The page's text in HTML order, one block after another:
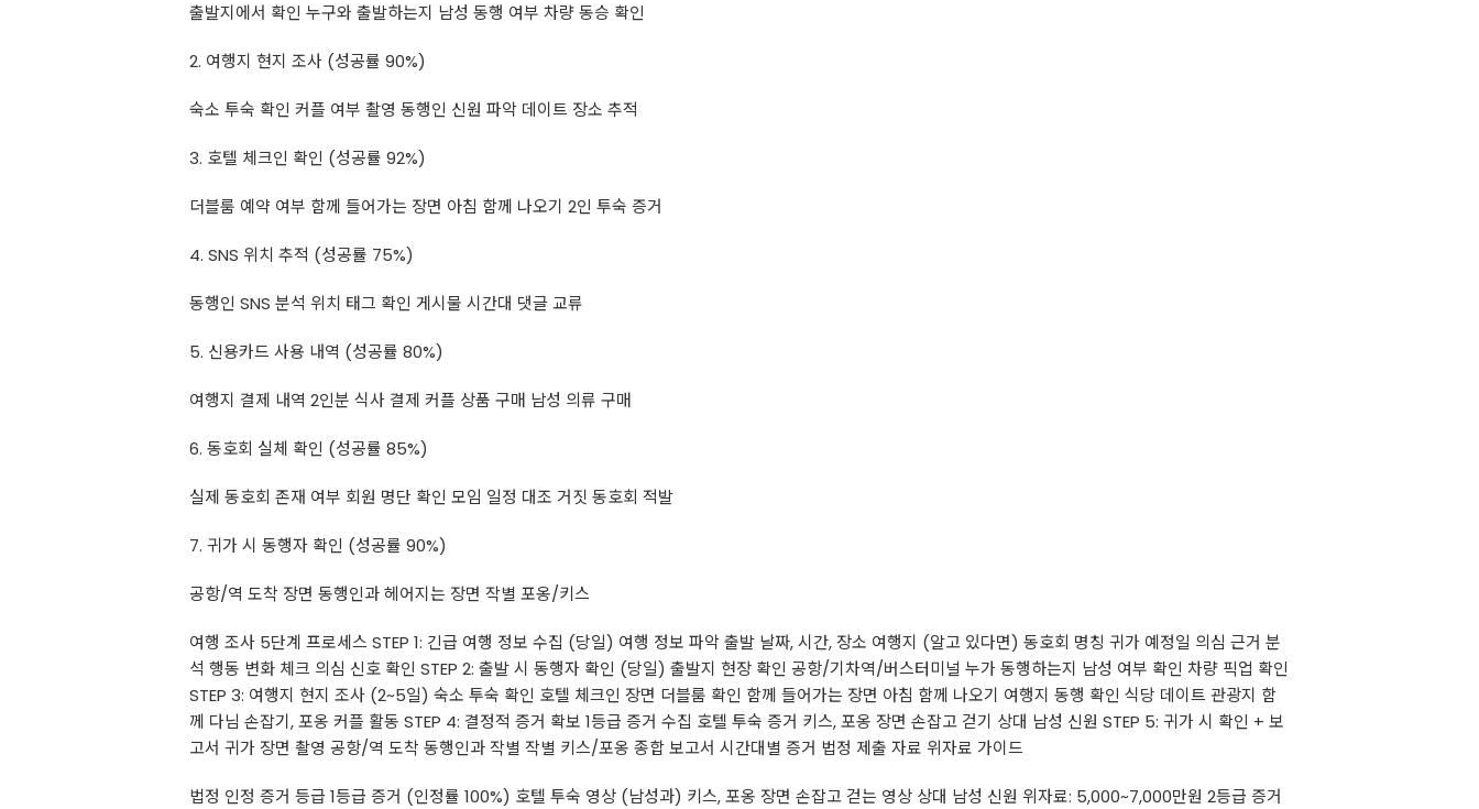
출발지에서 확인 누구와 출발하는지 남성 동행 여부 차량 동승 확인
2. 여행지 현지 조사 (성공률 90%)
숙소 투숙 확인 커플 여부 촬영 동행인 신원 파악 데이트 장소 추적
3. 호텔 체크인 확인 (성공률 92%)
더블룸 예약 여부 함께 들어가는 장면 아침 함께 나오기 2인 투숙 증거
4. SNS 위치 추적 (성공률 75%)
동행인 SNS 분석 위치 태그 확인 게시물 시간대 댓글 교류
5. 신용카드 사용 내역 (성공률 80%)
여행지 결제 내역 2인분 식사 결제 커플 상품 구매 남성 의류 구매
6. 동호회 실체 확인 (성공률 85%)
실제 동호회 존재 여부 회원 명단 확인 모임 일정 대조 거짓 동호회 적발
7. 귀가 시 동행자 확인 (성공률 90%)
공항/역 도착 장면 동행인과 헤어지는 장면 작별 포옹/키스
여행 조사 5단계 프로세스 STEP 1: 긴급 여행 정보 수집 (당일) 여행 정보 파악 출발 날짜, 시간, 장소 여행지 (알고 있다면) 동호회 명칭 귀가 예정일 의심 근거 분
석 행동 변화 체크 의심 신호 확인 STEP 2: 출발 시 동행자 확인 (당일) 출발지 현장 확인 공항/기차역/버스터미널 누가 동행하는지 남성 여부 확인 차량 픽업 확인
STEP 3: 여행지 현지 조사 (2~5일) 숙소 투숙 확인 호텔 체크인 장면 더블룸 확인 함께 들어가는 장면 아침 함께 나오기 여행지 동행 확인 식당 데이트 관광지 함
께 다님 손잡기, 포옹 커플 활동 STEP 4: 결정적 증거 확보 1등급 증거 수집 호텔 투숙 증거 키스, 포옹 장면 손잡고 걷기 상대 남성 신원 STEP 5: 귀가 시 확인 + 보
고서 귀가 장면 촬영 공항/역 도착 동행인과 작별 작별 키스/포옹 종합 보고서 시간대별 증거 법정 제출 자료 위자료 가이드
법정 인정 증거 등급 1등급 증거 (인정률 100%) 호텔 투숙 영상 (남성과) 키스, 포옹 장면 손잡고 걷는 영상 상대 남성 신원 위자료: 5,000~7,000만원 2등급 증거